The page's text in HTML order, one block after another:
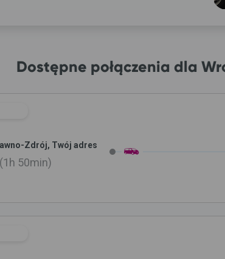
Dostępne połączenia dla
Zdrój, Twój adres
1h 50min